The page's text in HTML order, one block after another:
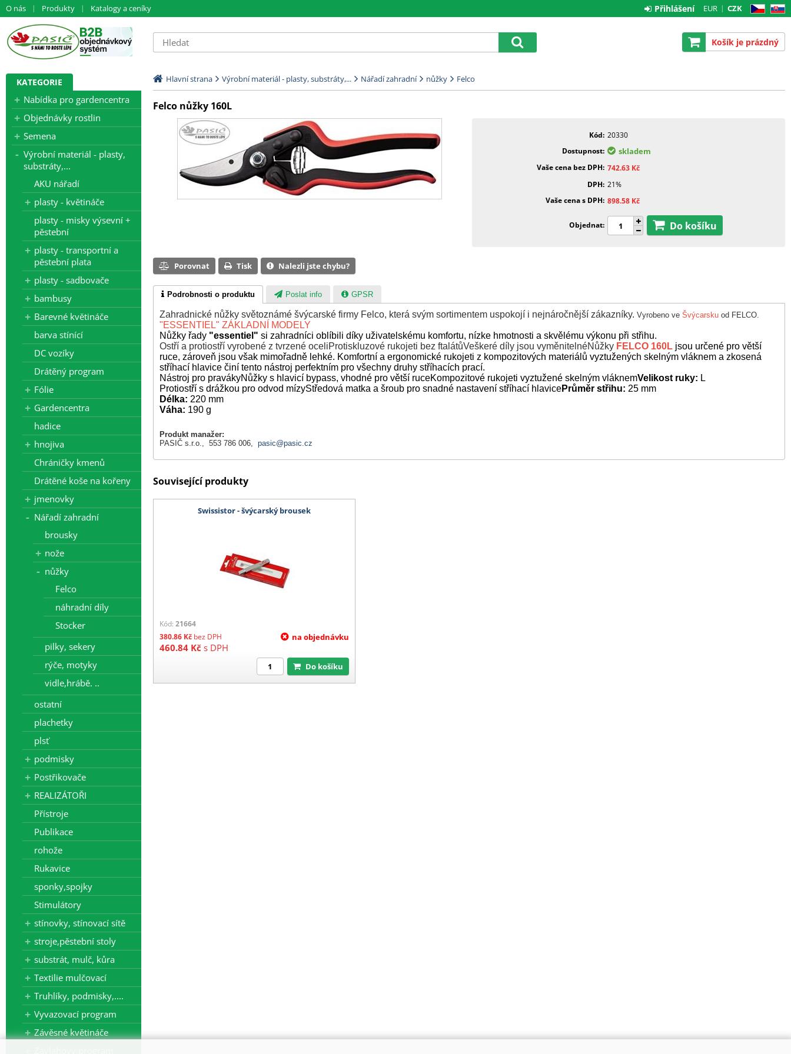
O nás Produkty Katalogy a ceníky CZ SK
EUR CZK
Přihlášení
Košík je prázdný
KATEGORIE
Nabídka pro gardencentra
Objednávky rostlin
Semena
Výrobní materiál - plasty,
substráty,...
AKU nářadí
plasty - květináče
plasty - misky výsevní +
pěstební
plasty - transportní a
pěstební plata
plasty - sadbovače
bambusy
Barevné květináče
barva stínící
DC vozíky
Drátěný program
Fólie
Gardencentra
hadice
hnojiva
Chráničky kmenů
Drátěné koše na kořeny
jmenovky
Nářadí zahradní
brousky
nože
nůžky
Felco
náhradní díly
Stocker
pilky, sekery
rýče, motyky
vidle,hrábě. ..
ostatní
plachetky
plsť
podmisky
Postřikovače
REALIZÁTOŘI
Přístroje
Publikace
rohože
Rukavice
sponky,spojky
Stimulátory
stínovky, stínovací sítě
stroje,pěstební stoly
substrát, mulč, kůra
Textilie mulčovací
Truhlíky, podmisky,....
Vyvazovací program
Závěsné květináče
Hlavní strana Výrobní materiál - plasty, substráty,... Nářadí zahradní nůžky Felco
Felco nůžky 160L
Kód 20330
Dostupnost
skladem
Vaše cena bez DPH 742.63 Kč
DPH 21%
Vaše cena s DPH 898.58 Kč
Objednat Do košíku
Porovnat Tisk Nalezli jste chybu?
Podrobnosti o produktu Poslat info GPSR
Zahradnické nůžky světoznámé švýcarské firmy Felco, která svým sortimentem uspokojí i nejnáročnější zákazníky. Vyrobeno ve Švýcarsku od FELCO.
"ESSENTIEL" ZÁKLADNÍ MODELY
Nůžky řady "essentiel" si zahradníci oblíbili díky uživatelskému komfortu, nízke hmotnosti a skvělému výkonu při střihu.
Ostří a protiostří vyrobené z tvrzené oceliProtiskluzové rukojeti bez ftalátůVeškeré díly jsou vyměnitelnéNůžky FELCO 160L jsou určené pro větší
ruce, zároveň jsou však mimořadně lehké. Komfortní a ergonomické rukojeti z kompozitových materiálů vyztužených skelným vláknem a zkosená
stříhací hlavice činí tento nástroj perfektním pro všechny druhy stříhacích prací.
Nástroj pro pravákyNůžky s hlavicí bypass, vhodné pro větší ruceKompozitové rukojeti vyztužené skelným vláknem
Protiostří s drážkou pro odvod mízyStředová matka a šroub pro snadné nastavení stříhací hlavice
Velikost ruky: L
Průměr střihu: 25 mm
Délka: 220 mm
Váha: 190 g
Produkt manažer:
PASIČ s.r.o., 553 786 006, pasic@pasic.cz
Související produkty
Swissistor - švýcarský brousek
Kód: 21664
380.86 Kč bez DPH
460.84 Kč s DPH
na objednávku
Do košíku